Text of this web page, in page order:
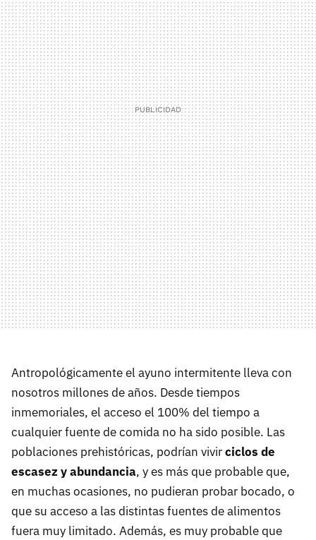
Antropológicamente el ayuno intermitente lleva con
nosotros millones de años. Desde tiempos
inmemoriales, el acceso el 100% del tiempo a
cualquier fuente de comida no ha sido posible. Las
poblaciones prehistóricas, podrían vivirciclos de
escasez y abundancia, y es más que probable que,
en muchas ocasiones, no pudieran probar bocado, o
que su acceso a las distintas fuentes de alimentos
fuera muy limitado. Además, es muy probable que